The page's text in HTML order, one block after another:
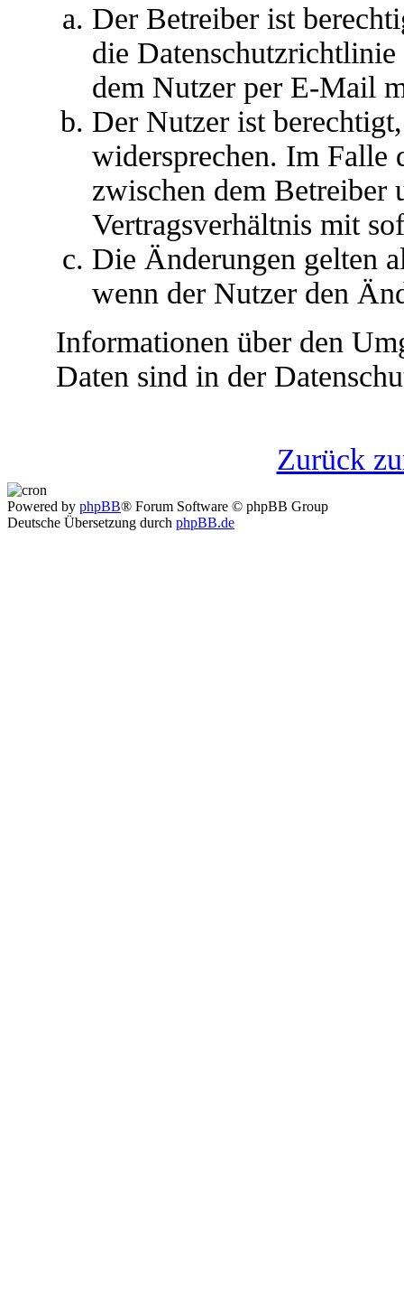
Der Betreiber ist
die
dem Nutzer per E-Mail
Der Nutzer ist
widersprechen. Im Falle
zwischen dem Betreiber
Vertragsverhältnis mit
Die Änderungen gelten
wenn der Nutzer den
Informationen über den
Daten sind in der
Zurück
Powered by phpBB® Forum Software © phpBB Group
Deutsche Übersetzung durch phpBB.de